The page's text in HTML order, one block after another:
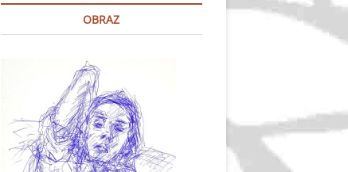
góry
głośność.
OBRAZ